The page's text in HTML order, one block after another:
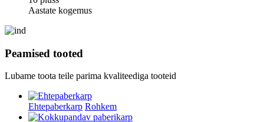
Aastate kogemus
Peamised tooted
Lubame toota teile parima kvaliteediga tooteid
Ehtepaberkarp Rohkem